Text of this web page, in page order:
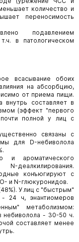
количество и
переносимость
подавлением
в патологическом
всасывание обоих
на абсорбцию,
от приема пищи.
внутрь составляет в
(эффект "первого
полной у лиц с
связаны с
для D-небиволола
и ароматического
деалкилирования.
конъюгируют с
и N-глюкуронидов.
У лиц с "быстрым"
- 24 ч, энантиомеров
метаболизмом:
небиволола - 30-50 ч.
составляет менее